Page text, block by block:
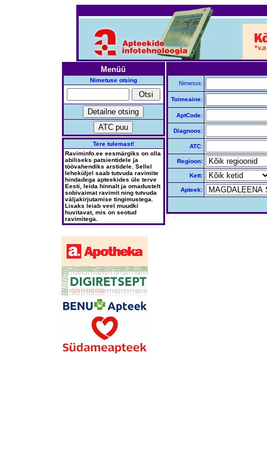
Menüü
Nimetuse otsing
Tere tulemast!
Raviminfo.ee eesmärgiks on olla
abiliseks patsientidele ja
töövahendiks arstidele. Sellel
leheküljel saab tutvuda ravimite
hindadega apteekides üle terve
Eesti, leida hinnalt ja omadustelt
sobivaimat ravimit ning tutvuda
väljakirjutamise tingimustega.
Lisaks leiab veel muudki
huvitavat, mis on seotud
ravimitega.
Nimetus:
Toimeaine:
AptCode:
Diagnoos:
ATC:
Regioon:
Kett:
Apteek: